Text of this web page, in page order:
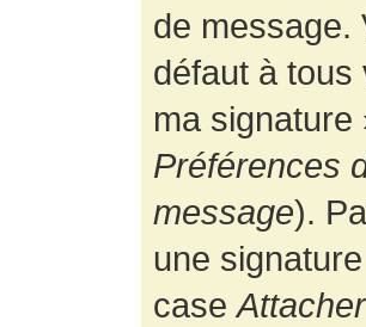
de message.
défaut à tous
ma signature
Préférences
message).
une
case